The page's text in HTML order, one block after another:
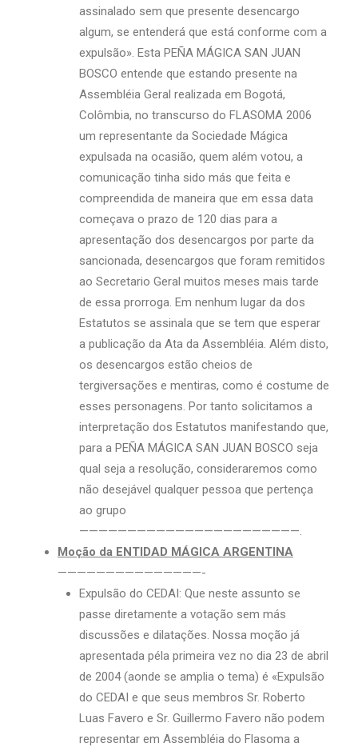
assinalado sem que presente desencargo
algum, se entenderá que está conforme com a
expulsão». Esta PEÑA MÁGICA SAN JUAN
BOSCO entende que estando presente na
Assembléia Geral realizada em Bogotá,
Colômbia, no transcurso do FLASOMA 2006
um representante da Sociedade Mágica
expulsada na ocasião, quem além votou, a
comunicação tinha sido más que feita e
compreendida de maneira que em essa data
começava o prazo de 120 dias para a
apresentação dos desencargos por parte da
sancionada, desencargos que foram remitidos
ao Secretario Geral muitos meses mais tarde
de essa prorroga. Em nenhum lugar da dos
Estatutos se assinala que se tem que esperar
a publicação da Ata da Assembléia. Além disto,
os desencargos estão cheios de
tergiversações e mentiras, como é costume de
esses personagens. Por tanto solicitamos a
interpretação dos Estatutos manifestando que,
para a PEÑA MÁGICA SAN JUAN BOSCO seja
qual seja a resolução, consideraremos como
não desejável qualquer pessoa que pertença
ao grupo
———————————————————————.
Moção da ENTIDAD MÁGICA ARGENTINA
———————————————-
Expulsão do CEDAI: Que neste assunto se
passe diretamente a votação sem más
discussões e dilatações. Nossa moção já
apresentada péla primeira vez no dia 23 de abril
de 2004 (aonde se amplia o tema) é «Expulsão
do CEDAI e que seus membros Sr. Roberto
Luas Favero e Sr. Guillermo Favero não podem
representar em Assembléia do Flasoma a